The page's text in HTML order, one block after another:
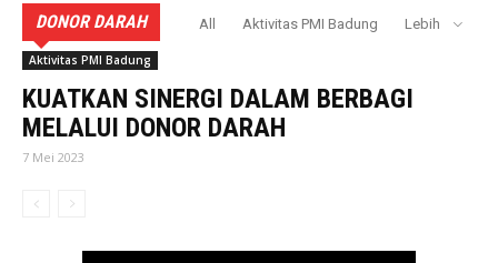
DONOR DARAH All Aktivitas PMI Badung Lebih
Aktivitas PMI Badung
KUATKAN SINERGI DALAM BERBAGI
MELALUI DONOR DARAH
7 Mei 2023